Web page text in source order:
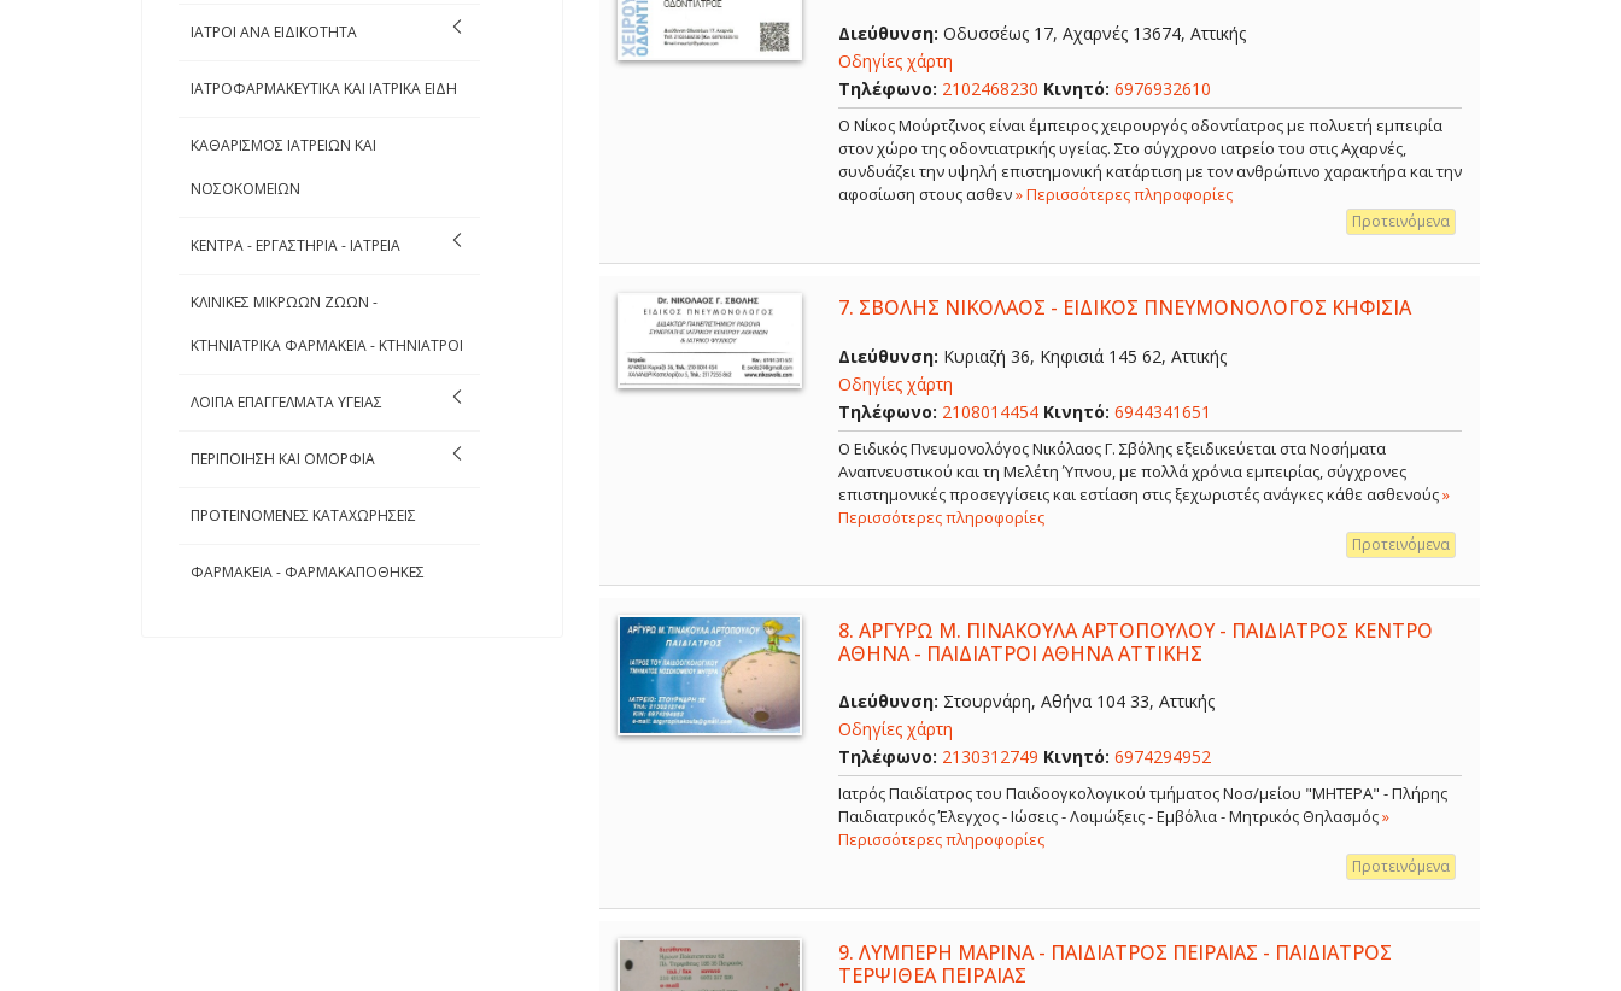
ΙΑΤΡΟΙ ΑΝΑ ΕΙΔΙΚΟΤΗΤΑ
ΙΑΤΡΟΦΑΡΜΑΚΕΥΤΙΚΑ ΚΑΙ ΙΑΤΡΙΚΑ ΕΙΔΗ
ΚΑΘΑΡΙΣΜΟΣ ΙΑΤΡΕΙΩΝ ΚΑΙ
ΝΟΣΟΚΟΜΕΙΩΝ
ΚΕΝΤΡΑ - ΕΡΓΑΣΤΗΡΙΑ - ΙΑΤΡΕΙΑ
ΚΛΙΝΙΚΕΣ ΜΙΚΡΩΩΝ ΖΩΩΝ -
ΚΤΗΝΙΑΤΡΙΚΑ ΦΑΡΜΑΚΕΙΑ - ΚΤΗΝΙΑΤΡΟΙ
ΛΟΙΠΑ ΕΠΑΓΓΕΛΜΑΤΑ ΥΓΕΙΑΣ
ΠΕΡΙΠΟΙΗΣΗ ΚΑΙ ΟΜΟΡΦΙΑ
ΠΡΟΤΕΙΝΟΜΕΝΕΣ ΚΑΤΑΧΩΡΗΣΕΙΣ
ΦΑΡΜΑΚΕΙΑ - ΦΑΡΜΑΚΑΠΟΘΗΚΕΣ
Διεύθυνση: Οδυσσέως 17, Αχαρνές 13674, Αττικής
Οδηγίες χάρτη
Τηλέφωνο: 2102468230 Κινητό: 6976932610
Ο Νίκος Μούρτζινος είναι έμπειρος χειρουργός οδοντίατρος με πολυετή εμπειρία
στον χώρο της οδοντιατρικής υγείας. Στο σύγχρονο ιατρείο του στις Αχαρνές,
συνδυάζει την υψηλή επιστημονική κατάρτιση με τον ανθρώπινο χαρακτήρα και την
αφοσίωση στους ασθεν» Περισσότερες πληροφορίες
Προτεινόμενα
7. ΣΒΟΛΗΣ ΝΙΚΟΛΑΟΣ - ΕΙΔΙΚΟΣ ΠΝΕΥΜΟΝΟΛΟΓΟΣ ΚΗΦΙΣΙΑ
Διεύθυνση: Κυριαζή 36, Κηφισιά 145 62, Αττικής
Οδηγίες χάρτη
Τηλέφωνο: 2108014454 Κινητό: 6944341651
O Ειδικός Πνευμονολόγος Νικόλαος Γ. Σβόλης εξειδικεύεται στα Νοσήματα
Αναπνευστικού και τη Μελέτη Ύπνου, με πολλά χρόνια εμπειρίας, σύγχρονες
επιστημονικές προσεγγίσεις και εστίαση στις ξεχωριστές ανάγκες κάθε ασθενούς»
Περισσότερες πληροφορίες
Προτεινόμενα
8. ΑΡΓΥΡΩ Μ. ΠΙΝΑΚΟΥΛΑ ΑΡΤΟΠΟΥΛΟΥ - ΠΑΙΔΙΑΤΡΟΣ ΚΕΝΤΡΟ
ΑΘΗΝΑ - ΠΑΙΔΙΑΤΡΟΙ ΑΘΗΝΑ ΑΤΤΙΚΗΣ
Διεύθυνση: Στουρνάρη, Αθήνα 104 33, Αττικής
Οδηγίες χάρτη
Τηλέφωνο: 2130312749 Κινητό: 6974294952
Ιατρός Παιδίατρος του Παιδοογκολογικού τμήματος Νοσ/μείου "ΜΗΤΕΡΑ" - Πλήρης
Παιδιατρικός Έλεγχος - Ιώσεις - Λοιμώξεις - Εμβόλια - Μητρικός Θηλασμός»
Περισσότερες πληροφορίες
Προτεινόμενα
9. ΛΥΜΠΕΡΗ ΜΑΡΙΝΑ - ΠΑΙΔΙΑΤΡΟΣ ΠΕΙΡΑΙΑΣ - ΠΑΙΔΙΑΤΡΟΣ
ΤΕΡΨΙΘΕΑ ΠΕΙΡΑΙΑΣ